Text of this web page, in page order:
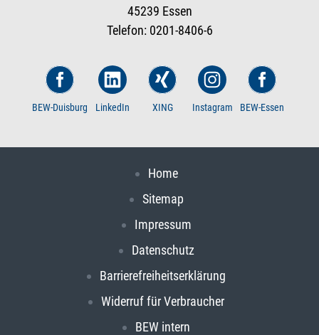
45239 Essen
Telefon: 0201-8406-6
BEW-Duisburg LinkedIn XING Instagram BEW-Essen
Home
Sitemap
Impressum
Datenschutz
Barrierefreiheitserklärung
Widerruf für Verbraucher
BEW intern